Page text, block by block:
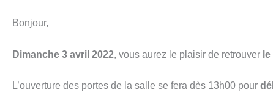
Bonjour,
Dimanche 3 avril 2022, vous aurez le plaisir de retrouver
L’ouverture des portes de la salle se fera dès 13h00 pour